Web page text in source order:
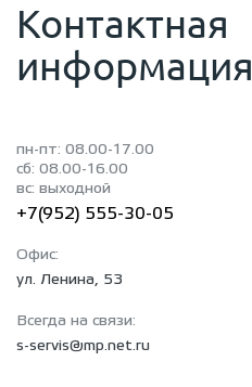
Контактная
информация
пн-пт: 08.00-17.00
сб: 08.00-16.00
вс: выходной
+7(952) 555-30-05
Офис:
ул. Ленина, 53
Всегда на связи:
s-servis@mp.net.ru